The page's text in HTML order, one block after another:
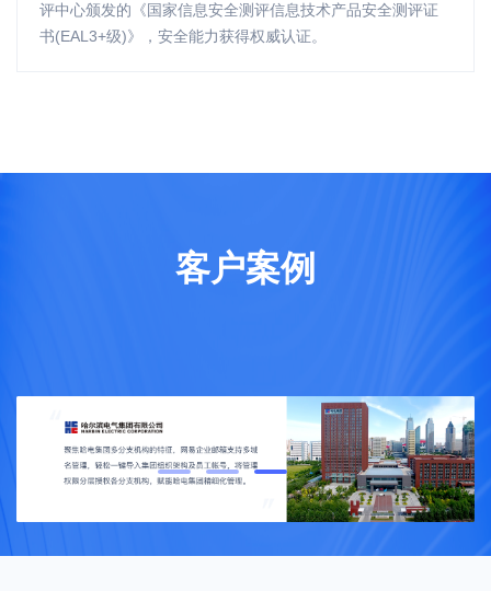
评中心颁发的《国家信息安全测评信息技术产品安全测评证
书(EAL3+级)》，安全能力获得权威认证。
客户案例